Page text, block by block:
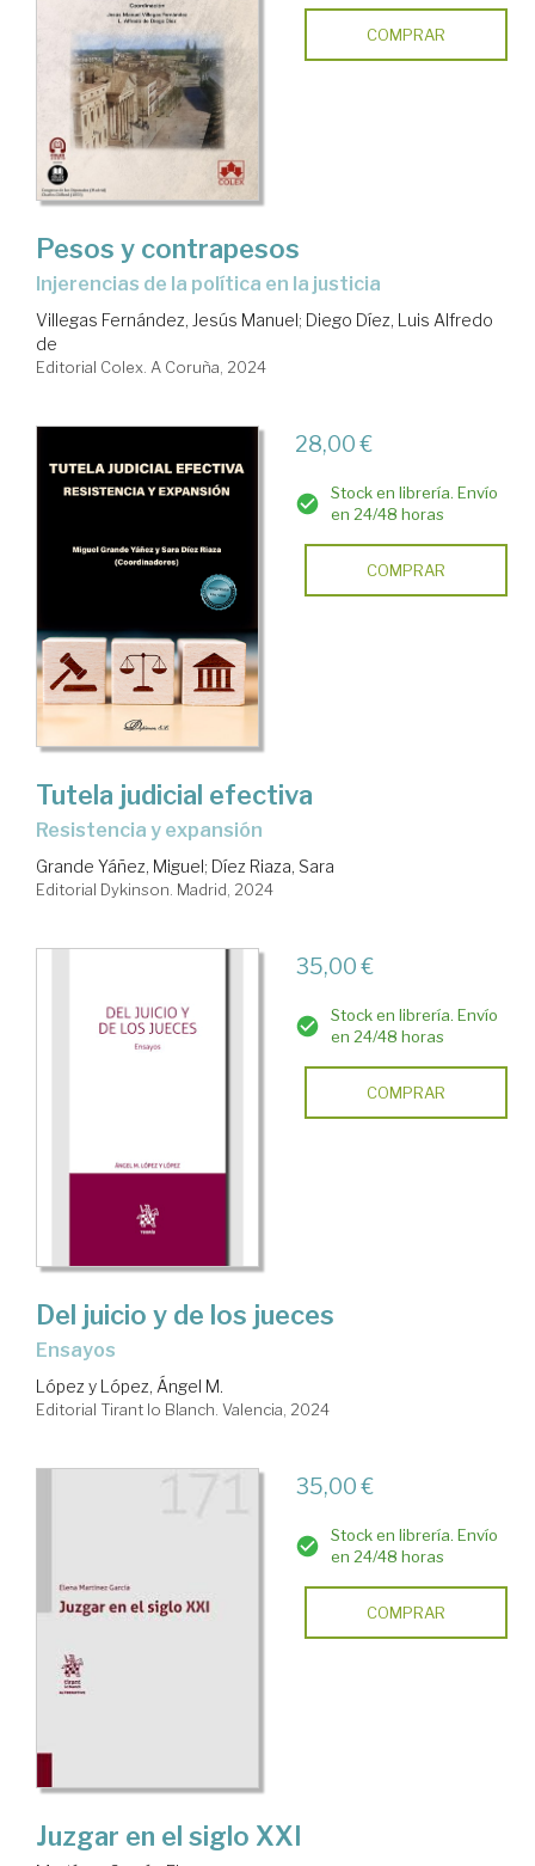
COMPRAR
Pesos y contrapesos
injerencias de la política en la justicia
Villegas Fernández, Jesús Manuel; Diego Díez, Luis Alfredo
de
Editorial Colex. A Coruña, 2024
28,00 €
Stock en librería. Envío
en 24/48 horas
COMPRAR
Tutela judicial efectiva
Resistencia y expansión
Grande Yáñez, Miguel; Díez Riaza, Sara
Editorial Dykinson. Madrid, 2024
35,00 €
Stock en librería. Envío
en 24/48 horas
COMPRAR
Del juicio y de los jueces
Ensayos
López y López, Ángel M.
Editorial Tirant lo Blanch. Valencia, 2024
35,00 €
Stock en librería. Envío
en 24/48 horas
COMPRAR
Juzgar en el siglo XXI